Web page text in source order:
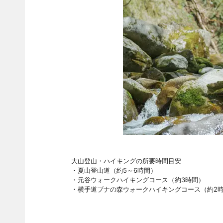
大山登山・ハイキングの所要時間目安
・夏山登山道（約5～6時間）
・元谷ウォークハイキングコース（約3時間）
・横手道ブナの森ウォークハイキングコース（約2